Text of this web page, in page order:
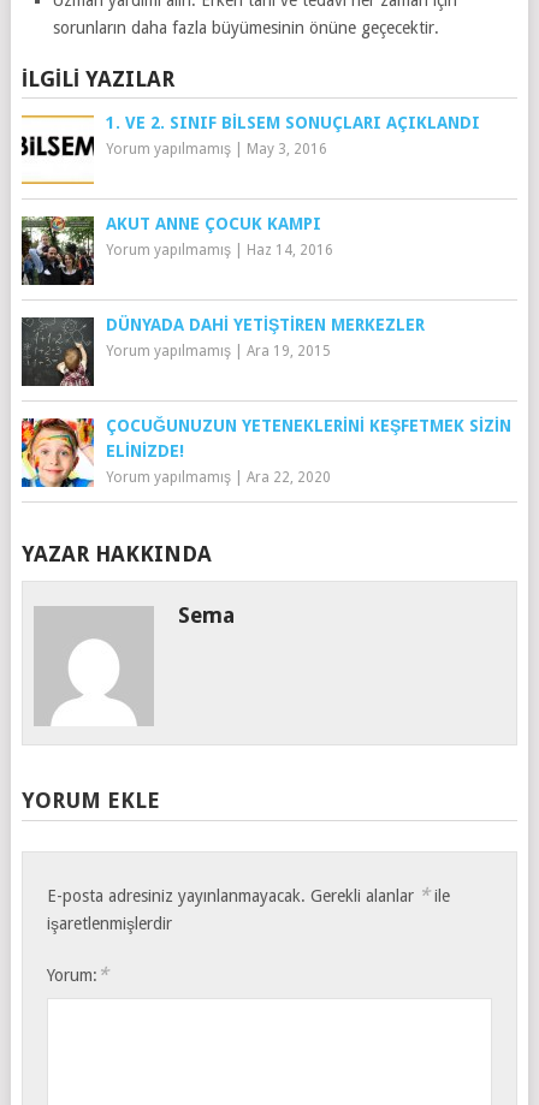
sorunların daha fazla büyümesinin önüne geçecektir.
İLGILI YAZILAR
1. VE 2. SINIF BİLSEM SONUÇLARI AÇIKLANDI
Yorum yapılmamış| May 3, 2016
AKUT ANNE ÇOCUK KAMPI
Yorum yapılmamış| Haz 14, 2016
DÜNYADA DAHI YETIŞTIREN MERKEZLER
Yorum yapılmamış| Ara 19, 2015
ÇOCUĞUNUZUN YETENEKLERINI KEŞFETMEK SIZIN
ELINIZDE!
Yorum yapılmamış| Ara 22, 2020
YAZAR HAKKINDA
Sema
YORUM EKLE
E-posta adresiniz yayınlanmayacak. Gerekli alanlar *ile
işaretlenmişlerdir
Yorum: *